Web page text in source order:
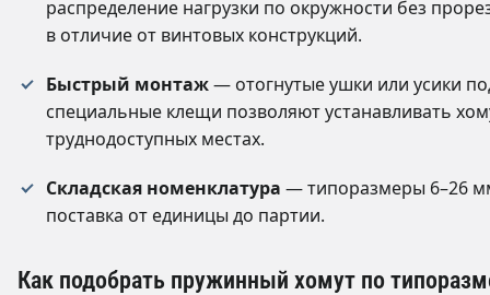
распределение нагрузки по окружности без
в отличие от винтовых конструкций.
Быстрый монтаж— отогнутые ушки или усики
специальные клещи позволяют устанавливать
труднодоступных местах.
Складская номенклатура — типоразмеры 6–26
поставка от единицы до партии.
Как подобрать пружинный хомут по